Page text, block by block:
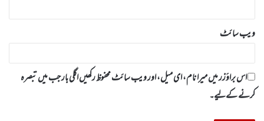
ویب‌ سائٹ
اس براؤزر میں میرا نام، ای میل، اور ویب سائٹ محفوظ رکھیں اگلی بار جب میں تبصرہ
کرنے کےلیے۔